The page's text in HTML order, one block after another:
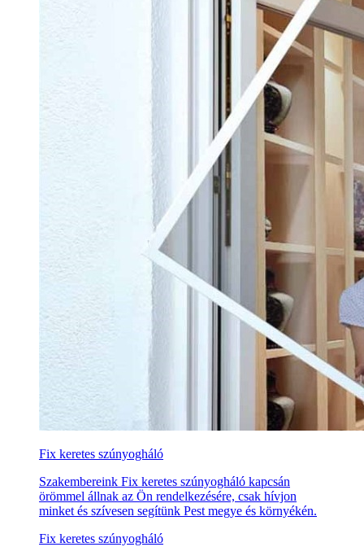
Fix keretes szúnyogháló
Szakembereink Fix keretes szúnyogháló kapcsán
örömmel állnak az Ön rendelkezésére, csak hívjon
minket és szívesen segítünk Pest megye és környékén.
Fix keretes szúnyogháló